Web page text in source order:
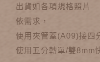
出貨如各項規格照片
依需求，
使用夾管蓋(A09)接四
使用五分轉單/雙8mm